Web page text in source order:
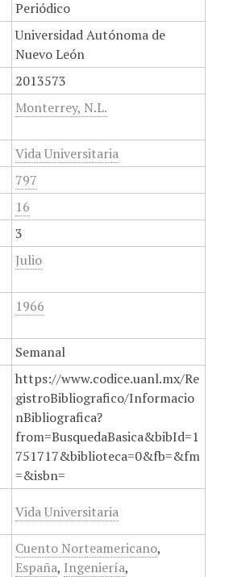
Periódico
Universidad Autónoma de
Nuevo León
2013573
Monterrey, N.L.
Vida Universitaria
797
16
3
Julio
1966
Semanal
https://www.codice.uanl.mx/Re
gistroBibliografico/Informacio
nBibliografica?
from=BusquedaBasica&bibId=1
751717&biblioteca=0&fb=&fm
=&isbn=
Vida Universitaria
Cuento Norteamericano,
España, Ingeniería,